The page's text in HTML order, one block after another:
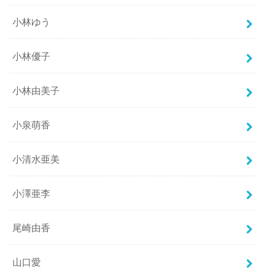
小林ゆう
小林優子
小林由美子
小泉萌香
小清水亜美
小澤亜李
尾崎由香
山口愛